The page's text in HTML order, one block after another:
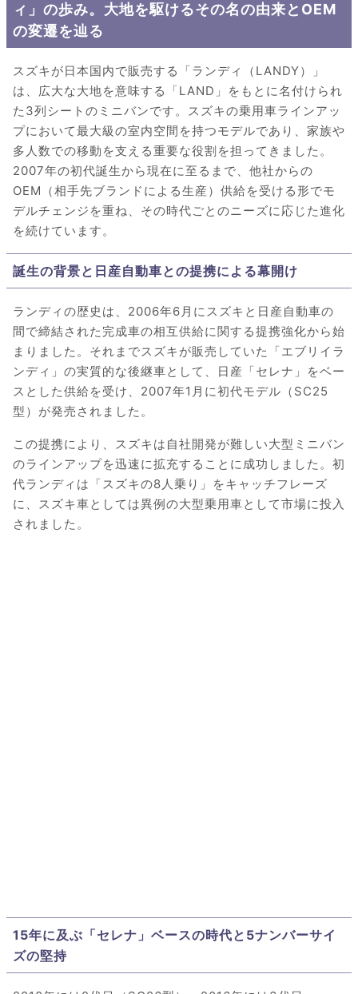
ィ」の歩み。大地を駆けるその名の由来とOEM
の変遷を辿る
スズキが日本国内で販売する「ランディ（LANDY）」
は、広大な大地を意味する「LAND」をもとに名付けられ
た3列シートのミニバンです。スズキの乗用車ラインアッ
プにおいて最大級の室内空間を持つモデルであり、家族や
多人数での移動を支える重要な役割を担ってきました。
2007年の初代誕生から現在に至るまで、他社からの
OEM（相手先ブランドによる生産）供給を受ける形でモ
デルチェンジを重ね、その時代ごとのニーズに応じた進化
を続けています。
誕生の背景と日産自動車との提携による幕開け
ランディの歴史は、2006年6月にスズキと日産自動車の
間で締結された完成車の相互供給に関する提携強化から始
まりました。それまでスズキが販売していた「エブリイラ
ンディ」の実質的な後継車として、日産「セレナ」をベー
スとした供給を受け、2007年1月に初代モデル（SC25
型）が発売されました。
この提携により、スズキは自社開発が難しい大型ミニバン
のラインアップを迅速に拡充することに成功しました。初
代ランディは「スズキの8人乗り」をキャッチフレーズ
に、スズキ車としては異例の大型乗用車として市場に投入
されました。
15年に及ぶ「セレナ」ベースの時代と5ナンバーサイ
ズの堅持